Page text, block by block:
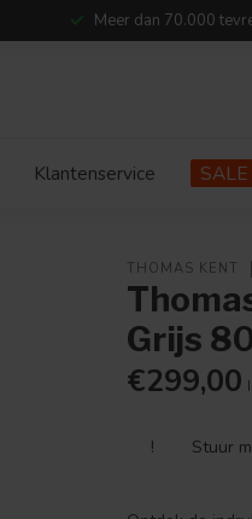
Meer dan 70.000
Klantenservice SALE
THOMAS KENT
Grijs
€299,00
! Stuur